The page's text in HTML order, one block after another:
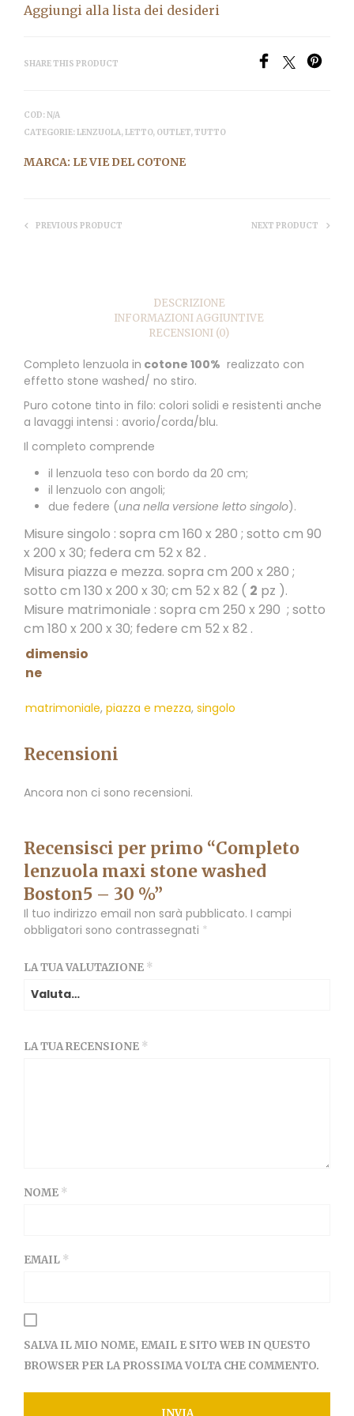
Aggiungi alla lista dei desideri
SHARE THIS PRODUCT
COD:N/A
CATEGORIE:LENZUOLA,LETTO, OUTLET,TUTTO
MARCA: LE VIE DEL COTONE
PREVIOUS PRODUCT NEXT PRODUCT
DESCRIZIONE
INFORMAZIONI AGGIUNTIVE
RECENSIONI (0)
Completo lenzuola in cotone 100% realizzato con
effetto stone washed/ no stiro.
Puro cotone tinto in filo: colori solidi e resistenti anche
a lavaggi intensi : avorio/corda/blu.
Il completo comprende
il lenzuola teso con bordo da 20 cm;
il lenzuolo con angoli;
due federe (una nella versione letto singolo).
Misure singolo : sopra cm 160 x 280 ; sotto cm 90
x 200 x 30; federa cm 52 x 82 .
Misura piazza e mezza. sopra cm 200 x 280 ;
sotto cm 130 x 200 x 30; cm 52 x 82 ( 2 pz ).
Misure matrimoniale : sopra cm 250 x 290 ; sotto
cm 180 x 200 x 30; federe cm 52 x 82 .
dimensio
ne
matrimoniale, piazza e mezza, singolo
Recensioni
Ancora non ci sono recensioni.
Recensisci per primo “Completo
lenzuola maxi stone washed
Boston5 – 30 %”
Il tuo indirizzo email non sarà pubblicato. I campi
obbligatori sono contrassegnati *
LA TUA VALUTAZIONE *
LA TUA RECENSIONE *
NOME *
EMAIL *
SALVA IL MIO NOME, EMAIL E SITO WEB IN QUESTO
BROWSER PER LA PROSSIMA VOLTA CHE COMMENTO.